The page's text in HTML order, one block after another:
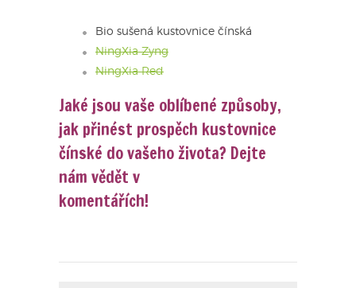
Bio sušená kustovnice čínská
NingXia Zyng
NingXia Red
Jaké jsou vaše oblíbené způsoby,
jak přinést prospěch kustovnice
čínské do vašeho života? Dejte
nám vědět v
komentářích!